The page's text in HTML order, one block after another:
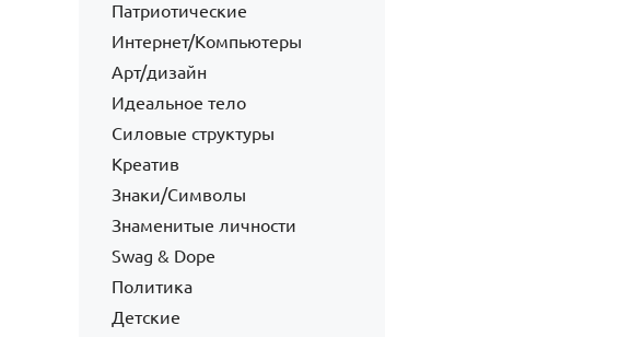
Патриотические
Интернет/Компьютеры
Арт/дизайн
Идеальное тело
Силовые структуры
Креатив
Знаки/Символы
Знаменитые личности
Swag & Dope
Политика
Детские